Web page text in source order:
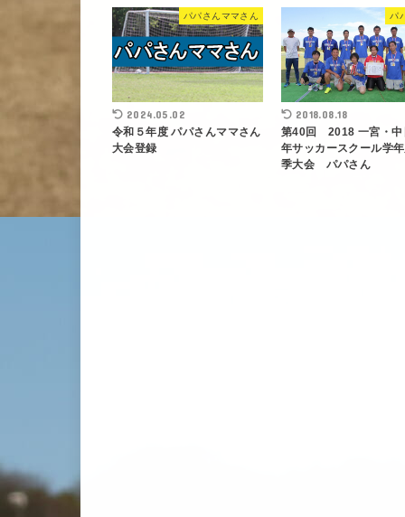
パパさんママさん
2024.05.02
令和５年度 パパさんママさん
大会登録
パ
2018.08.18
第40回 2018 一宮・中
年サッカースクール学
季大会 パパさん